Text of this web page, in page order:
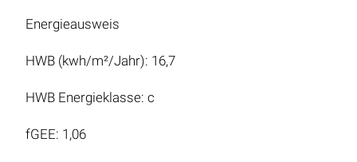
Energieausweis
HWB (kwh/m²/Jahr): 16,7
HWB Energieklasse: c
fGEE: 1,06